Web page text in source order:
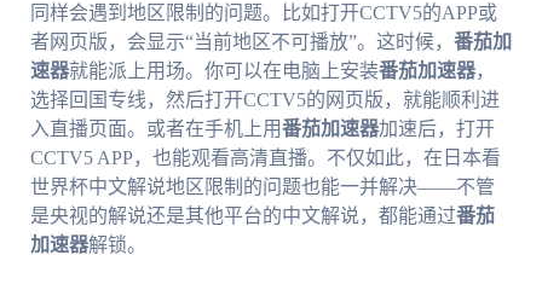
同样会遇到地区限制的问题。比如打开CCTV5的APP或
者网页版，会显示“当前地区不可播放”。这时候， 番茄加
速器就能派上用场。你可以在电脑上安装番茄加速器，
选择回国专线，然后打开CCTV5的网页版，就能顺利进
入直播页面。或者在手机上用番茄加速器加速后，打开
CCTV5 APP，也能观看高清直播。不仅如此，在日本看
世界杯中文解说地区限制的问题也能一并解决——不管
是央视的解说还是其他平台的中文解说，都能通过番茄
加速器解锁。